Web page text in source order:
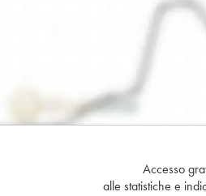
Accesso
alle statistiche e